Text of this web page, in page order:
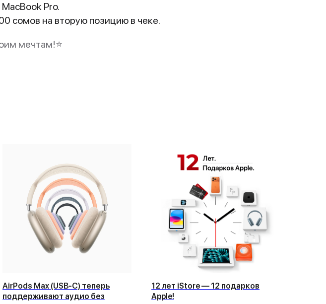
Pro.
сомов на вторую позицию в чеке.
мечтам!⭐
AirPods Max (USB-C) теперь
поддерживают аудио без
12 лет iStore — 12 подарков
Apple!